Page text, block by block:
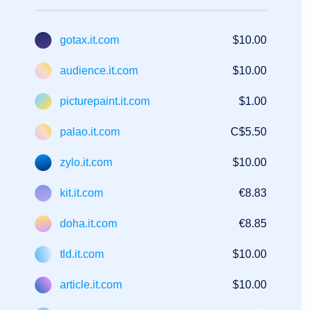
Programma
Rivendita
Supporto
Centro
assistenza
File
di
aiuto
Forum
Richiesta
di
Account
Manager
Strumenti
Supporto
Contattaci
di
Supporto
abuso
Segnalare
gotax.it.com $10.00
audience.it.com $10.00
picturepaint.it.com $1.00
palao.it.com C$5.50
zylo.it.com $10.00
kit.it.com €8.83
doha.it.com €8.85
tld.it.com $10.00
article.it.com $10.00